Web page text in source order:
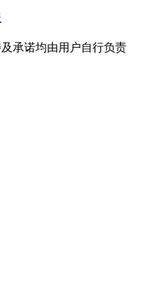
承诺均由用户自行负责